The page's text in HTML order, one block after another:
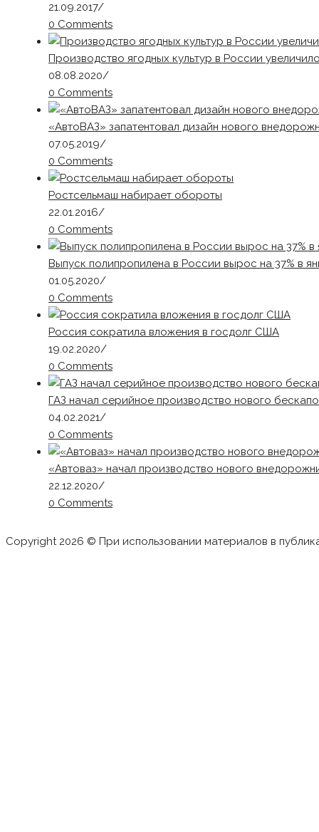
21.09.2017/
0 Comments
Производство ягодных культур в России
08.08.2020/
0 Comments
«АвтоВАЗ» запатентовал дизайн нового
07.05.2019/
0 Comments
Ростсельмаш набирает обороты
22.01.2016/
0 Comments
Выпуск полипропилена в России вырос на 37% в
01.05.2020/
0 Comments
Россия сократила вложения в госдолг США
19.02.2020/
0 Comments
ГАЗ начал серийное производство нового
04.02.2021/
0 Comments
«Автоваз» начал производство нового
22.12.2020/
0 Comments
Copyright 2026 © При использовании материалов в